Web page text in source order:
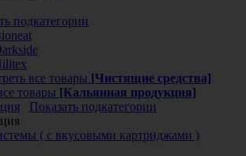
подкатегории
все товары [Чистящие средства]
товары [Кальянная продукция]
Показать подкатегории
( с вкусовыми картриджами )